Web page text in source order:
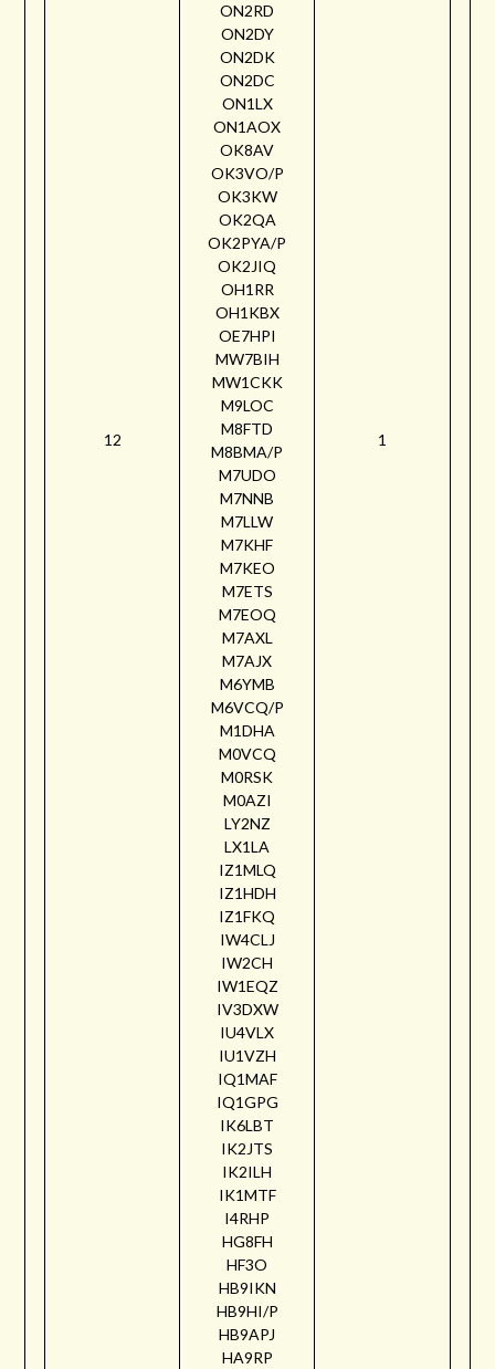
12
ON2RD
ON2DY
ON2DK
ON2DC
ON1LX
ON1AOX
OK8AV
OK3VO/P
OK3KW
OK2QA
OK2PYA/P
OK2JIQ
OH1RR
OH1KBX
OE7HPI
MW7BIH
MW1CKK
M9LOC
M8FTD
M8BMA/P
M7UDO
M7NNB
M7LLW
M7KHF
M7KEO
M7ETS
M7EOQ
M7AXL
M7AJX
M6YMB
M6VCQ/P
M1DHA
M0VCQ
M0RSK
M0AZI
LY2NZ
LX1LA
IZ1MLQ
IZ1HDH
IZ1FKQ
IW4CLJ
IW2CH
IW1EQZ
IV3DXW
IU4VLX
IU1VZH
IQ1MAF
IQ1GPG
IK6LBT
IK2JTS
IK2ILH
IK1MTF
I4RHP
HG8FH
HF3O
HB9IKN
HB9HI/P
HB9APJ
HA9RP
1